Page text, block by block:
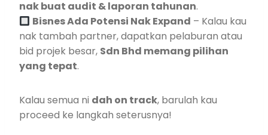
nak buat audit & laporan tahunan.
Bisnes Ada Potensi Nak Expand – Kalau kau
nak tambah partner, dapatkan pelaburan atau
bid projek besar, Sdn Bhd memang pilihan
yang tepat.
Kalau semua ni dah on track, barulah kau
proceed ke langkah seterusnya!